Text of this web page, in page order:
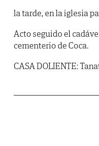
la tarde, en la iglesia
Acto seguido el
cementerio de Coca.
CASA DOLIENTE: